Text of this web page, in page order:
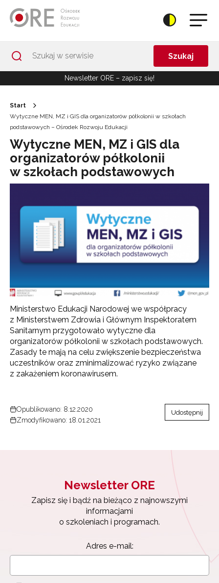
Szukaj
Newsletter ORE – zapisz się!
Start
Wytyczne MEN, MZ i GIS dla organizatorów półkolonii w szkołach
podstawowych – Ośrodek Rozwoju Edukacji
Wytyczne MEN, MZ i GIS dla
organizatorów półkolonii
w szkołach podstawowych
Ministerstwo Edukacji Narodowej we współpracy
z Ministerstwem Zdrowia i Głównym Inspektoratem
Sanitarnym przygotowało wytyczne dla
organizatorów półkolonii w szkołach podstawowych.
Zasady te mają na celu zwiększenie bezpieczeństwa
uczestników oraz zminimalizować ryzyko związane
z zakażeniem koronawirusem.
Opublikowano: 8.12.2020
Zmodyfikowano: 18.01.2021
Udostępnij
Newsletter ORE
Zapisz się i bądź na bieżąco z najnowszymi
informacjami
o szkoleniach i programach.
Adres e-mail: